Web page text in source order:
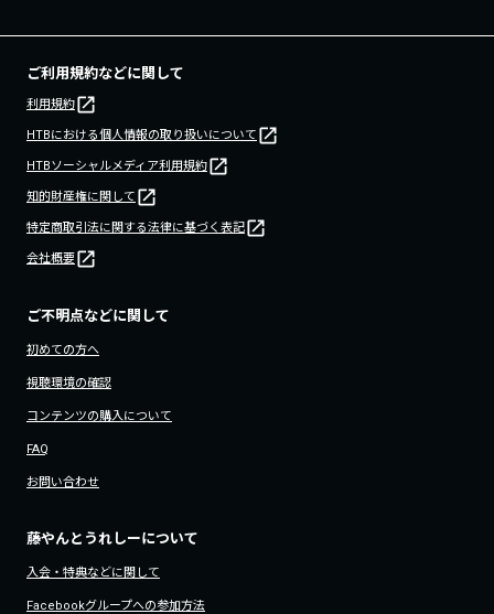
ご利用規約などに関して
利用規約
HTBにおける個人情報の取り扱いについて
HTBソーシャルメディア利用規約
知的財産権に関して
特定商取引法に関する法律に基づく表記
会社概要
ご不明点などに関して
初めての方へ
視聴環境の確認
コンテンツの購入について
FAQ
お問い合わせ
藤やんとうれしーについて
入会・特典などに関して
Facebookグループへの参加方法